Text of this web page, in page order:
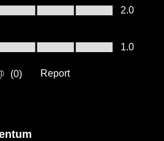
out of 5
2.0
out of 5
1.0
(0) Report